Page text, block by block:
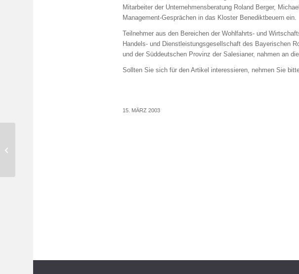
Mitarbeiter der Unternehmensberatung Roland Berger,
Management-Gesprächen in das Kloster Benediktbeuern ein.
Teilnehmer aus den Bereichen der Wohlfahrts- und
Handels- und Dienstleistungsgesellschaft des Bayerischen
und der Süddeutschen Provinz der Salesianer, nahmen an
Sollten Sie sich für den Artikel interessieren, nehmen Sie
15. MÄRZ 2003